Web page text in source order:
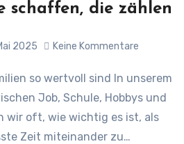
schaffen, die zählen
2025 Keine Kommentare
Job, Schule, Hobbys und
wir oft, wie wichtig es ist, als
Zeit miteinander zu…